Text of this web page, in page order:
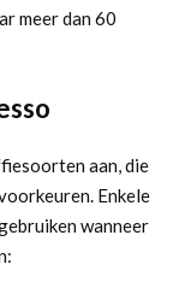
meer dan 60
aan, die
Enkele
wanneer